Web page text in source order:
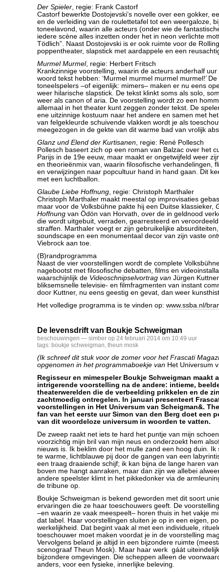
Der Spieler, regie: Frank Castorf
Castorf bewerkte Dostojevski’s novelle over een gokker,
en de verleiding van de roulettetafel tot een weergaloze,
toneelavond, waarin alle acteurs (onder wie de
iedere scène alles inzetten onder het in neon verlichte
Tödlich”. Naast Dostojevski is er ook ruimte voor de
poppentheater, slapstick met aardappele en een
Murmel Murmel, regie: Herbert Fritsch
Krankzinnige voorstelling, waarin de acteurs anderhalf
woord tekst hebben: ‘Murmel murmel murmel murmel!’
toneelspelers –of eigenlijk: mimers– maken er nu eens
weer hilarische slapstick. De tekst klinkt soms als solo,
weer als canon of aria. De voorstelling wordt zo een
allemaal in het theater kunt zeggen zonder tekst. De
ene uitzinnige kostuum naar het andere en samen met
van felgekleurde schuivende vlakken wordt je als
meegezogen in de gekte van dit warme bad van vrolijk
Glanz und Elend der Kurtisanen, regie: René Pollesch
Pollesch baseert zich op een roman van Balzac over het
Parijs in de 19e eeuw, maar maakt er ongetwijfeld weer
en theorieënmix van, waarin filosofische verhandelingen,
en verwijzingen naar popcultuur hand in hand gaan. Dit
met een luchtballon.
Glaube Liebe Hoffnung, regie: Christoph Marthaler
Christoph Marthaler maakt meestal op improvisaties
maar voor de Volksbühne pakte hij een Duitse klassieker,
Hoffnung van Ödön van Horvath, over de in geldnood
die wordt uitgebuit, verraden, gearresteerd en
straffen. Marthaler voegt er zijn gebruikelijke
soundscape en een monumentaal decor van zijn vaste
Viebrock aan toe.
(B)randprogramma
Naast de vier voorstellingen wordt de complete
nagebootst met filosofische debatten, films en
waarschijnlijk de Videoschnipselvortrag van Jürgen
bliksemsnelle televisie- en filmfragmenten van instant
door Kuttner, nu eens geestig en gevat, dan weer
Het volledige programma is te vinden op: www.ssba.nl/
De levensdrift van Boukje Schweigman
beschouwingen — simber op 24 februari 2014 om 10:49 uur
tags: boukje schweigman, theun mosk
(Ik schreef dit stuk voor de zomer voor het Frascati
opgenomen in het programmaboekje van Het Universum
Regisseur en mimespeler Boukje Schweigman maakt
intrigerende voorstelling na de andere: intieme,
theaterwerelden die de verbeelding prikkelen en de
zachtmoedig ontregelen. In januari presenteert
voorstellingen in Het Universum van Scheigman&.
fan van het eerste uur Simon van den Berg doet een
van dit woordeloze universum in woorden te vatten.
De zweep raakt net iets te hard het puntje van mijn
voorzichtig mijn bril van mijn neus en onderzoekt hem
nieuws is. Ik beklim door het mulle zand een hoog duin. Ik
te warme, lichtblauwe pij door de gangen van een
een traag draaiende schijf; ik kan bijna de lange haren
boven me hangt aanraken, maar dan zijn we allebei
andere speelster klimt in het pikkedonker via de
de tribune op.
Boukje Schweigman is bekend geworden met dit soort
ervaringen die ze haar toeschouwers geeft. De
–en waarin ze vaak meespeelt– horen thuis in het vakje
dat label. Haar voorstellingen sluiten je op in een eigen,
werkelijkheid. Dat begint vaak al met een individuele,
toeschouwer moet maken voordat je in de voorstelling
Vervolgens beland je altijd in een bijzondere ruimte
scenograaf Theun Mosk). Maar haar werk gáát
bijzondere omgevingen. Die scheppen alleen de
anders, voor een fysieke, innerlijke beleving.